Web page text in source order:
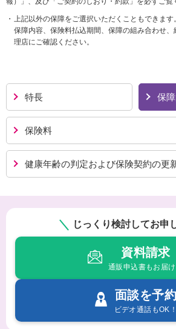
上記以外の保障をご選択いただくこともできます
保障内容、保険料払込期間、保障の組み合わせ
理店にご確認ください。
特長 保
保険料
健康年齢の判定および保険契約の更
じっくり検討してお申
資料請求
通販申込書もお届け
面談を予約
ビデオ通話もOK！